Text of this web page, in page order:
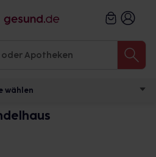
wählen